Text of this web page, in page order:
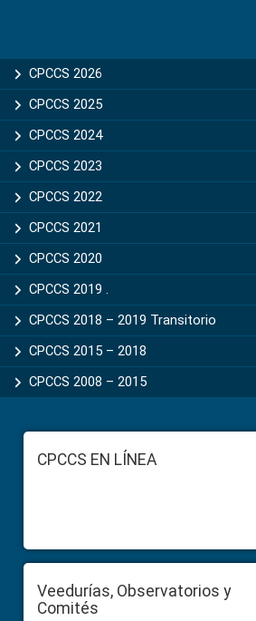
CPCCS 2026
CPCCS 2025
CPCCS 2024
CPCCS 2023
CPCCS 2022
CPCCS 2021
CPCCS 2020
CPCCS 2019 .
CPCCS 2018 – 2019 Transitorio
CPCCS 2015 – 2018
CPCCS 2008 – 2015
FooterCPCCS EN LÍNEA
Veedurías, Observatorios y
Comités